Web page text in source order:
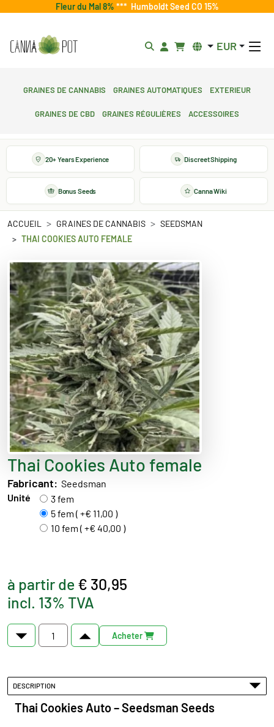
Fleur du Mal 8% *** Humboldt Seed CO 15%
EUR
Graines de cannabis Graines automatiques
Exterieur
Graines de CBD Graines régulières Accessoires
20+ Years Experience Discreet Shipping
Bonus Seeds Canna Wiki
ACCUEIL GRAINES DE CANNABIS
SEEDSMAN
THAI COOKIES AUTO FEMALE
Thai Cookies Auto female
Fabricant: Seedsman
Unité
3 fem
5 fem ( +€ 11,00 )
10 fem ( +€ 40,00 )
à partir de € 30,95
incl. 13% TVA
Acheter
DESCRIPTION
Thai Cookies Auto – Seedsman Seeds